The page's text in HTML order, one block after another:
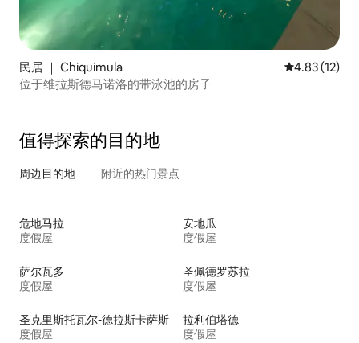
民居 ｜ Chiquimula 平均评分
4.83 (12)
位于维拉斯德马诺洛的带泳池的房子
值得探索的目的地
周边目的地 附近的热门景点
危地马拉
度假屋
安地瓜
度假屋
萨尔瓦多
度假屋
圣佩德罗苏拉
度假屋
圣克里斯托瓦尔-德拉斯卡萨斯
度假屋
拉利伯塔德
度假屋